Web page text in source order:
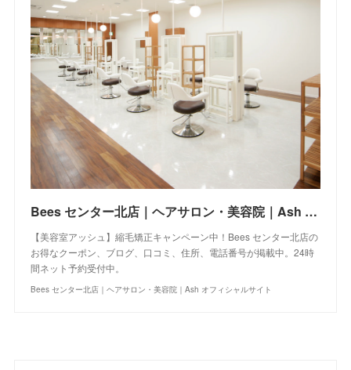
Bees センター北店｜ヘアサロン・美容院｜Ash オフィシャルサイト
【美容室アッシュ】縮毛矯正キャンペーン中！Bees センター北店の
お得なクーポン、ブログ、口コミ、住所、電話番号が掲載中。24時
間ネット予約受付中。
Bees センター北店｜ヘアサロン・美容院｜Ash オフィシャルサイト